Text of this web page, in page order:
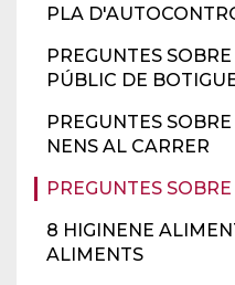
PLA
PREGUNTES
PÚBLIC DE
PREGUNTES
NENS AL CARRER
PREGUNTES
8 HIGINENE
ALIMENTS